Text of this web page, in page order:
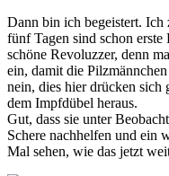
Dann bin ich begeistert. Ich
fünf Tagen sind schon erste
schöne Revoluzzer, denn
ein, damit die
nein, dies hier drücken sich
dem Impfdübel heraus.
Gut, dass sie unter
Schere nachhelfen und ein
Mal sehen, wie das jetzt